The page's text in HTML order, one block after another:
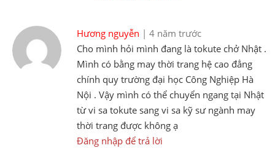
Hương nguyễn | 4 năm trước
Cho mình hỏi mình đang là tokute chở Nhật .
Mình có bằng may thời trang hệ cao đẳng
chính quy trường đại học Công Nghiệp Hà
Nội . Vậy mình có thể chuyển ngang tại Nhật
từ vi sa tokute sang vi sa kỹ sư ngành may
thời trang được không ạ
Đăng nhập để trả lời